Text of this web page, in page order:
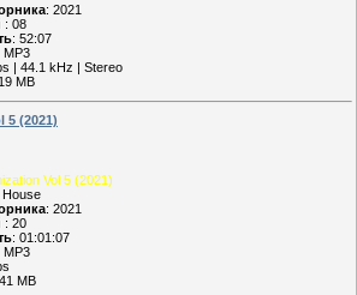
: 2021
: 08
: 52:07
MP3
| 44.1 kHz | Stereo
MB
5 (2021)
Vol 5 (2021)
House
: 2021
: 20
: 01:01:07
MP3
MB